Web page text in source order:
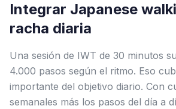
Integrar Japanese
racha diaria
Una sesión de IWT de 30 minutos
4.000 pasos según el ritmo. Eso
importante del objetivo diario. Con
semanales más los pasos del día a